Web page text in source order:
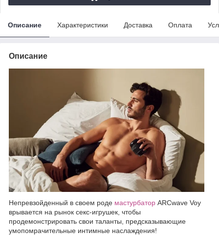
Описание Характеристики Доставка Оплата
Описание
Непревзойденный в своем роде мастурбатор ARCwave Voy
врывается на рынок секс-игрушек, чтобы
продемонстрировать свои таланты, предсказывающие
умопомрачительные интимные наслаждения!